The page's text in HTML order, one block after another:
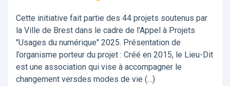
Cette initiative fait partie des 44 projets soutenus par
la Ville de Brest dans le cadre de l’Appel à Projets
"Usages du numérique" 2025. Présentation de
l’organisme porteur du projet : Créé en 2015, le Lieu-Dit
est une association qui vise à accompagner le
changement versdes modes de vie (…)